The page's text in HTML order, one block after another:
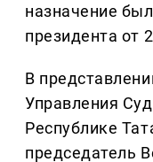
назначение
президента от
В
Управления
Республике
председатель